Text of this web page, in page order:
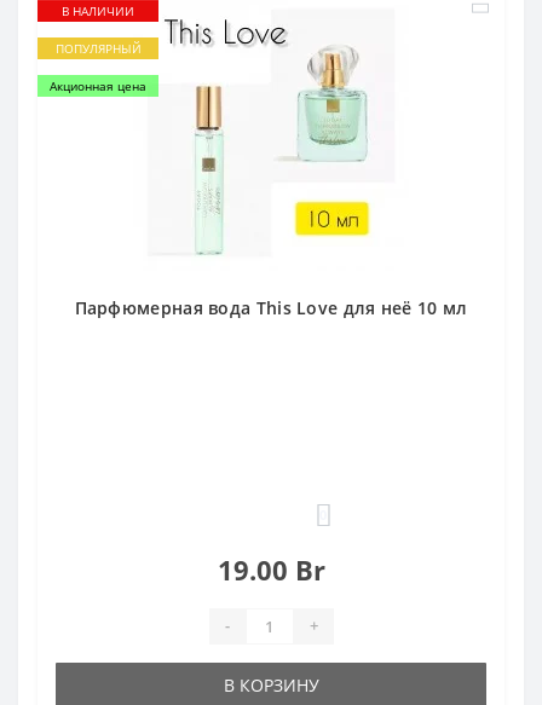
В НАЛИЧИИ
ПОПУЛЯРНЫЙ
Акционная цена
Парфюмерная вода This Love для неё 10 мл
19.00 Br
- +
В КОРЗИНУ